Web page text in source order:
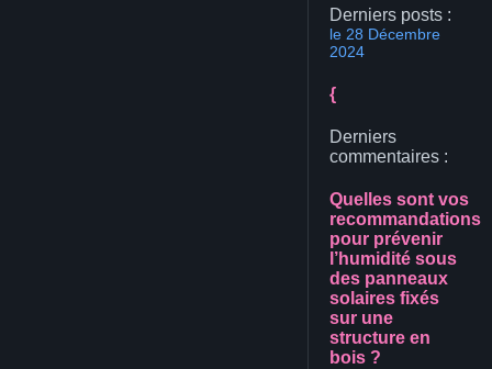
Derniers posts :
le 28 Décembre
2024
{
Derniers
commentaires :
Quelles sont vos
recommandations
pour prévenir
l’humidité sous
des panneaux
solaires fixés
sur une
structure en
bois ?